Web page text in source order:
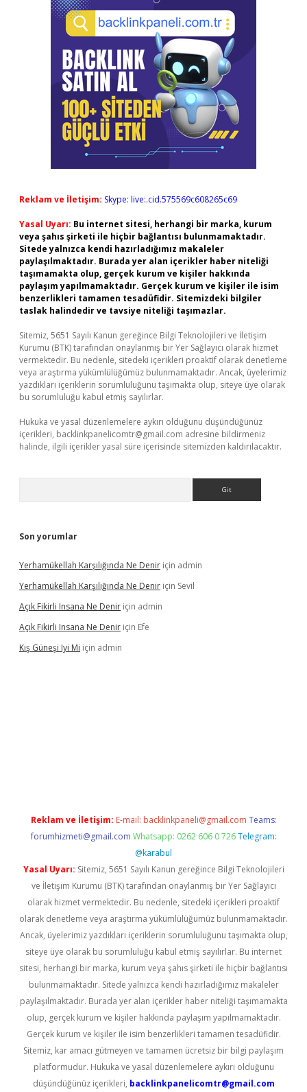
Reklam ve İletişim: Skype: live:.cid.575569c608265c69
Yasal Uyarı: Bu internet sitesi, herhangi bir marka, kurum
veya şahıs şirketi ile hiçbir bağlantısı bulunmamaktadır.
Sitede yalnızca kendi hazırladığımız makaleler
paylaşılmaktadır. Burada yer alan içerikler haber niteliği
taşımamakta olup, gerçek kurum ve kişiler hakkında
paylaşım yapılmamaktadır. Gerçek kurum ve kişiler ile isim
benzerlikleri tamamen tesadüfidir. Sitemizdeki bilgiler
taslak halindedir ve tavsiye niteliği taşımazlar.
Sitemiz, 5651 Sayılı Kanun gereğince Bilgi Teknolojileri ve İletişim
Kurumu (BTK) tarafından onaylanmış bir Yer Sağlayıcı olarak hizmet
vermektedir. Bu nedenle, sitedeki içerikleri proaktif olarak denetleme
veya araştırma yükümlülüğümüz bulunmamaktadır. Ancak, üyelerimiz
yazdıkları içeriklerin sorumluluğunu taşımakta olup, siteye üye olarak
bu sorumluluğu kabul etmiş sayılırlar.
Hukuka ve yasal düzenlemelere aykırı olduğunu düşündüğünüz
içerikleri, backlinkpanelicomtr@gmail.com adresine bildirmeniz
halinde, ilgili içerikler yasal süre içerisinde sitemizden kaldırılacaktır.
Son yorumlar
Yerhamükellah Karşılığında Ne Denir için admin
Yerhamükellah Karşılığında Ne Denir için Sevil
Açık Fikirli Insana Ne Denir için admin
Açık Fikirli Insana Ne Denir için Efe
Kış Güneşi Iyi Mi için admin
Reklam ve İletişim: E-mail: backlinkpaneli@gmail.com Teams:
forumhizmeti@gmail.com Whatsapp: 0262 606 0 726 Telegram:
@karabul
Yasal Uyarı: Sitemiz, 5651 Sayılı Kanun gereğince Bilgi Teknolojileri
ve İletişim Kurumu (BTK) tarafından onaylanmış bir Yer Sağlayıcı
olarak hizmet vermektedir. Bu nedenle, sitedeki içerikleri proaktif
olarak denetleme veya araştırma yükümlülüğümüz bulunmamaktadır.
Ancak, üyelerimiz yazdıkları içeriklerin sorumluluğunu taşımakta olup,
siteye üye olarak bu sorumluluğu kabul etmiş sayılırlar. Bu internet
sitesi, herhangi bir marka, kurum veya şahıs şirketi ile hiçbir bağlantısı
bulunmamaktadır. Sitede yalnızca kendi hazırladığımız makaleler
paylaşılmaktadır. Burada yer alan içerikler haber niteliği taşımamakta
olup, gerçek kurum ve kişiler hakkında paylaşım yapılmamaktadır.
Gerçek kurum ve kişiler ile isim benzerlikleri tamamen tesadüfidir.
Sitemiz, kar amacı gütmeyen ve tamamen ücretsiz bir bilgi paylaşım
platformudur. Hukuka ve yasal düzenlemelere aykırı olduğunu
düşündüğünüz içerikleri, backlinkpanelicomtr@gmail.com